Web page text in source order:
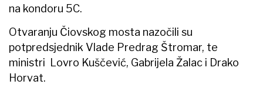
na kondoru 5C.
Otvaranju Čiovskog mosta nazočili su
potpredsjednik Vlade Predrag Štromar, te
ministri Lovro Kuščević, Gabrijela Žalac i Drako
Horvat.